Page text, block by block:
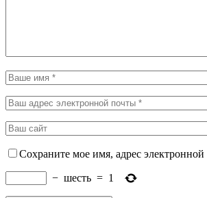
Сохраните мое имя, адрес
− шесть = 1